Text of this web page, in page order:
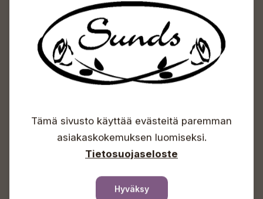
Sundin Puutarhakeskus
Avoinna
Arkisin 09-18
Lauantaisin 09-16
Info & vaihde
+358 50 388 9592
Tämä sivusto käyttää evästeitä paremman
asiakaskokemuksen luomiseksi.
Tietosuojaseloste
Hyväksy